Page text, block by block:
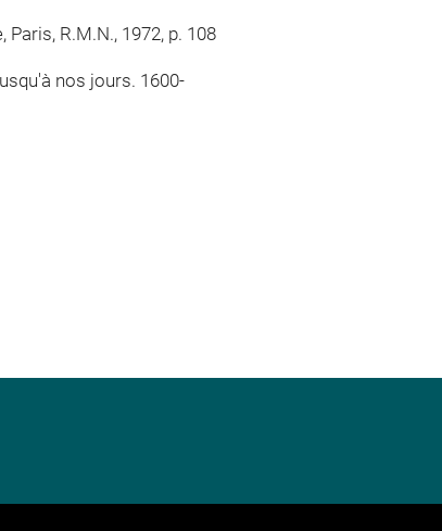
R.M.N., 1972, p. 108
nos jours. 1600-